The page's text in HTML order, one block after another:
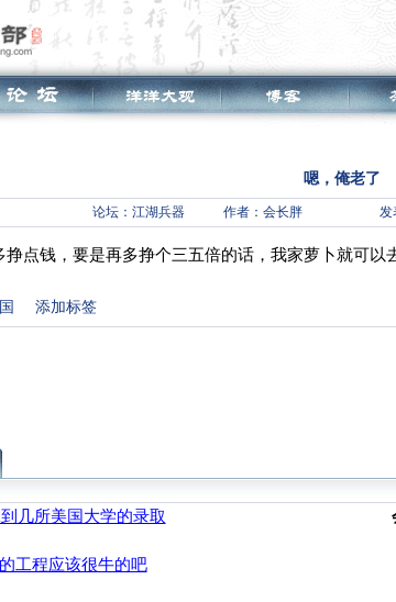
嗯，俺老了
论坛： 江湖兵器 作者：会长胖 发
点钱，要是再多挣个三五倍的话，我家萝卜就可以
添加标签
几所美国大学的录取
工程应该很牛的吧